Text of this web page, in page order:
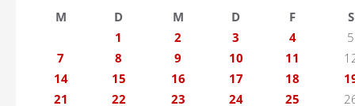
M D M D F
S
1
2 3 4
5
7
8 9 10 11
14
15 16 17 18
21
22 23 24 25